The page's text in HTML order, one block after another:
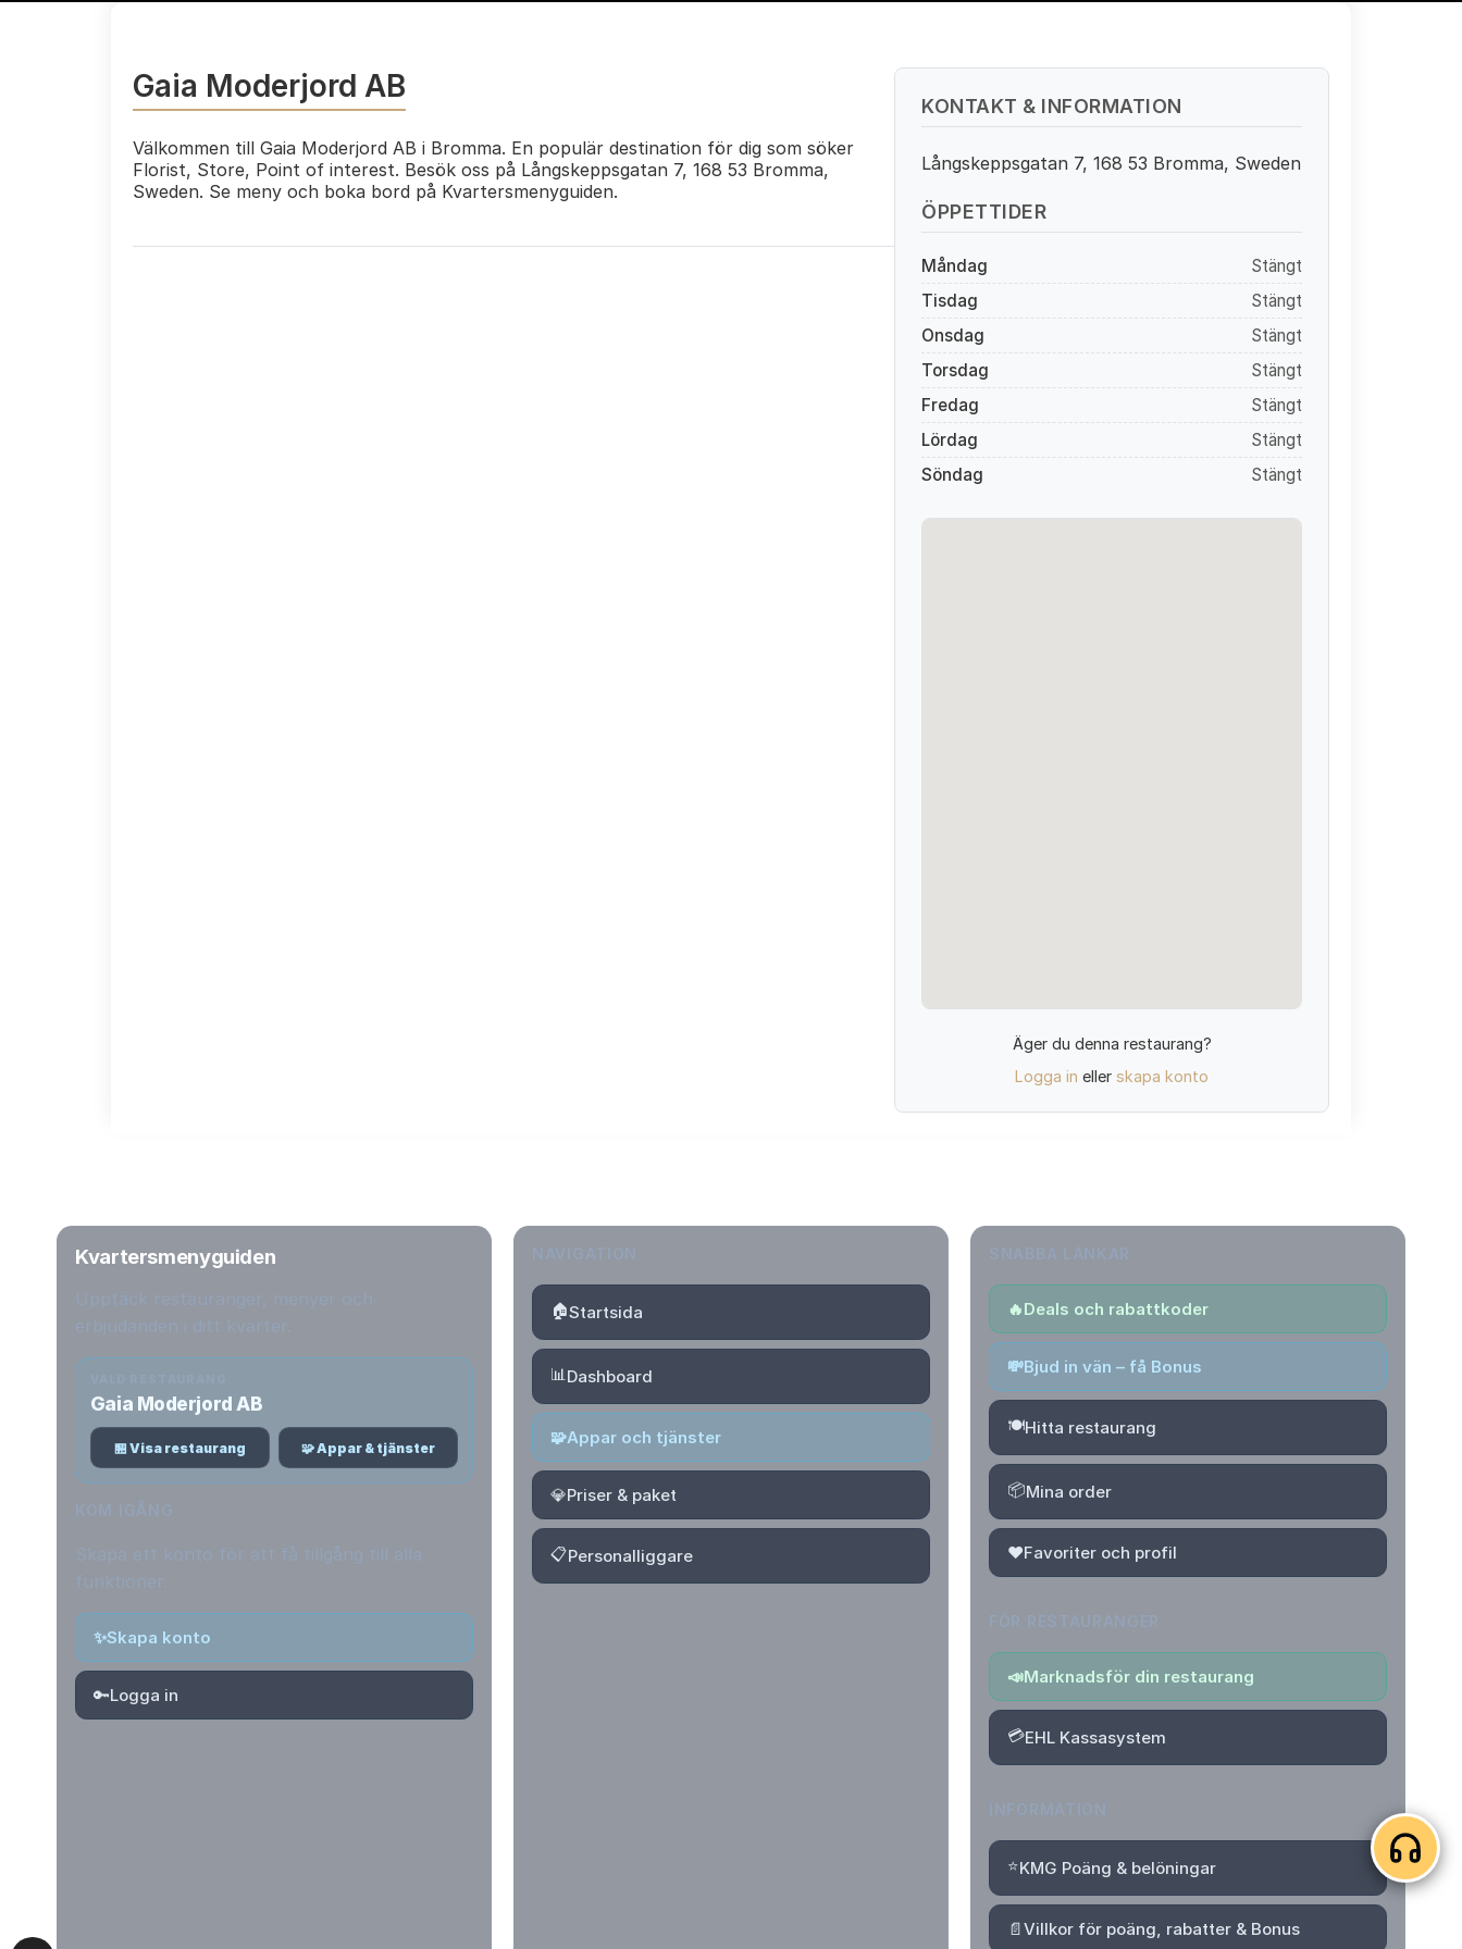
Gaia Moderjord AB
Välkommen till Gaia Moderjord AB i Bromma. En populär destination för dig som söker
Florist, Store, Point of interest. Besök oss på Långskeppsgatan 7, 168 53 Bromma,
Sweden. Se meny och boka bord på Kvartersmenyguiden.
KONTAKT & INFORMATION
Långskeppsgatan 7, 168 53 Bromma, Sweden
ÖPPETTIDER
Måndag
Stängt
Tisdag
Stängt
Onsdag
Stängt
Torsdag
Stängt
Fredag
Stängt
Lördag
Stängt
Söndag
Stängt
Äger du denna restaurang?
Logga in eller skapa konto
Kvartersmenyguiden
Gaia Moderjord AB
🏪 Visa restaurang 🧩 Appar & tjänster
✨Skapa konto
🔑Logga in
🏠Startsida
📊Dashboard
🧩Appar och tjänster
💎Priser & paket
📋Personalliggare
🔥Deals och rabattkoder
💸Bjud in vän – få Bonus
🍽️Hitta restaurang
📦Mina order
❤️Favoriter och profil
📣Marknadsför din restaurang
💳EHL Kassasystem
⭐KMG Poäng & belöningar
📄Villkor för poäng, rabatter & Bonus